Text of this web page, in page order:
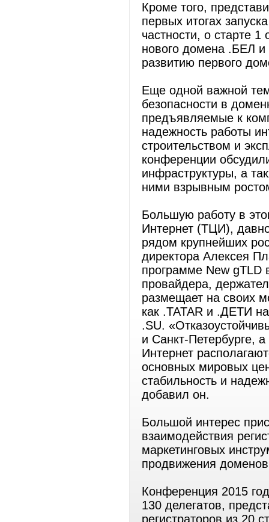
Кроме того,
первых итогах
частности, о старте 1
нового домена .БЕЛ и
развитию первого
Еще одной важной
безопасности в
предъявляемые к
надежность работы
строительством и
конференции
инфраструктуры, а
ними взрывным
Большую работу в
Интернет (ТЦИ),
рядом крупнейших
директора Алексея
программе New gTLD
провайдера,
размещает на своих
как .TATAR и .ДЕТИ
.SU.
и Санкт-Петербурге,
Интернет
основных мировых
стабильность и
добавил он.
Большой интерес
взаимодействия
маркетинговых
продвижения
Конференция 2015
130 делегатов,
регистраторов из 20